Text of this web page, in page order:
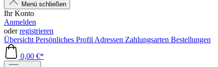
Menü schließen
Ihr Konto
Anmelden
oderregistrieren
Übersicht Persönliches Profil Adressen Zahlungsarten Bestellungen
0,00 €*